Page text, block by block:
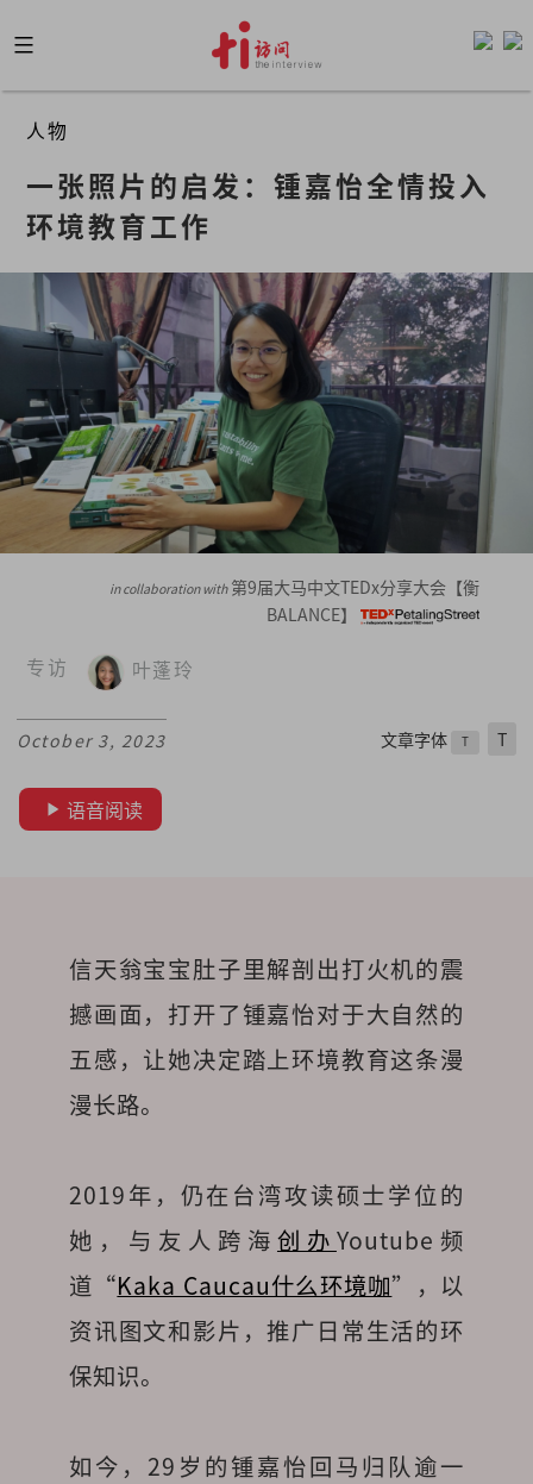
to
content
人物
一张照片的启发：锺嘉怡全情投入
环境教育工作
in collaboration with第9届大马中文TEDx分享大会【衡
BALANCE】
专访 叶蓬玲
October 3, 2023 文章字体 T T
语音阅读
信天翁宝宝肚子里解剖出打火机的震
撼画面，打开了锺嘉怡对于大自然的
五感，让她决定踏上环境教育这条漫
漫长路。
2019年，仍在台湾攻读硕士学位的
她，与友人跨海 创办 Youtube频
道“Kaka Caucau什么环境咖”，以
资讯图文和影片，推广日常生活的环
保知识。
如今，29岁的锺嘉怡回马归队逾一